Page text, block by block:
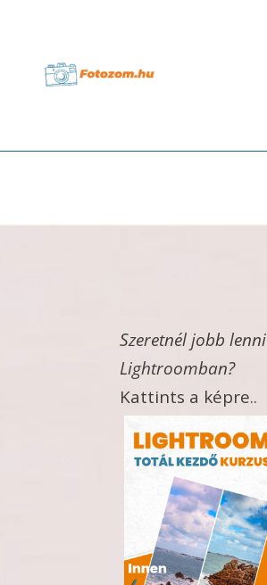
Szeretnél jobb lenni
Lightroomban?
Kattints a képre..